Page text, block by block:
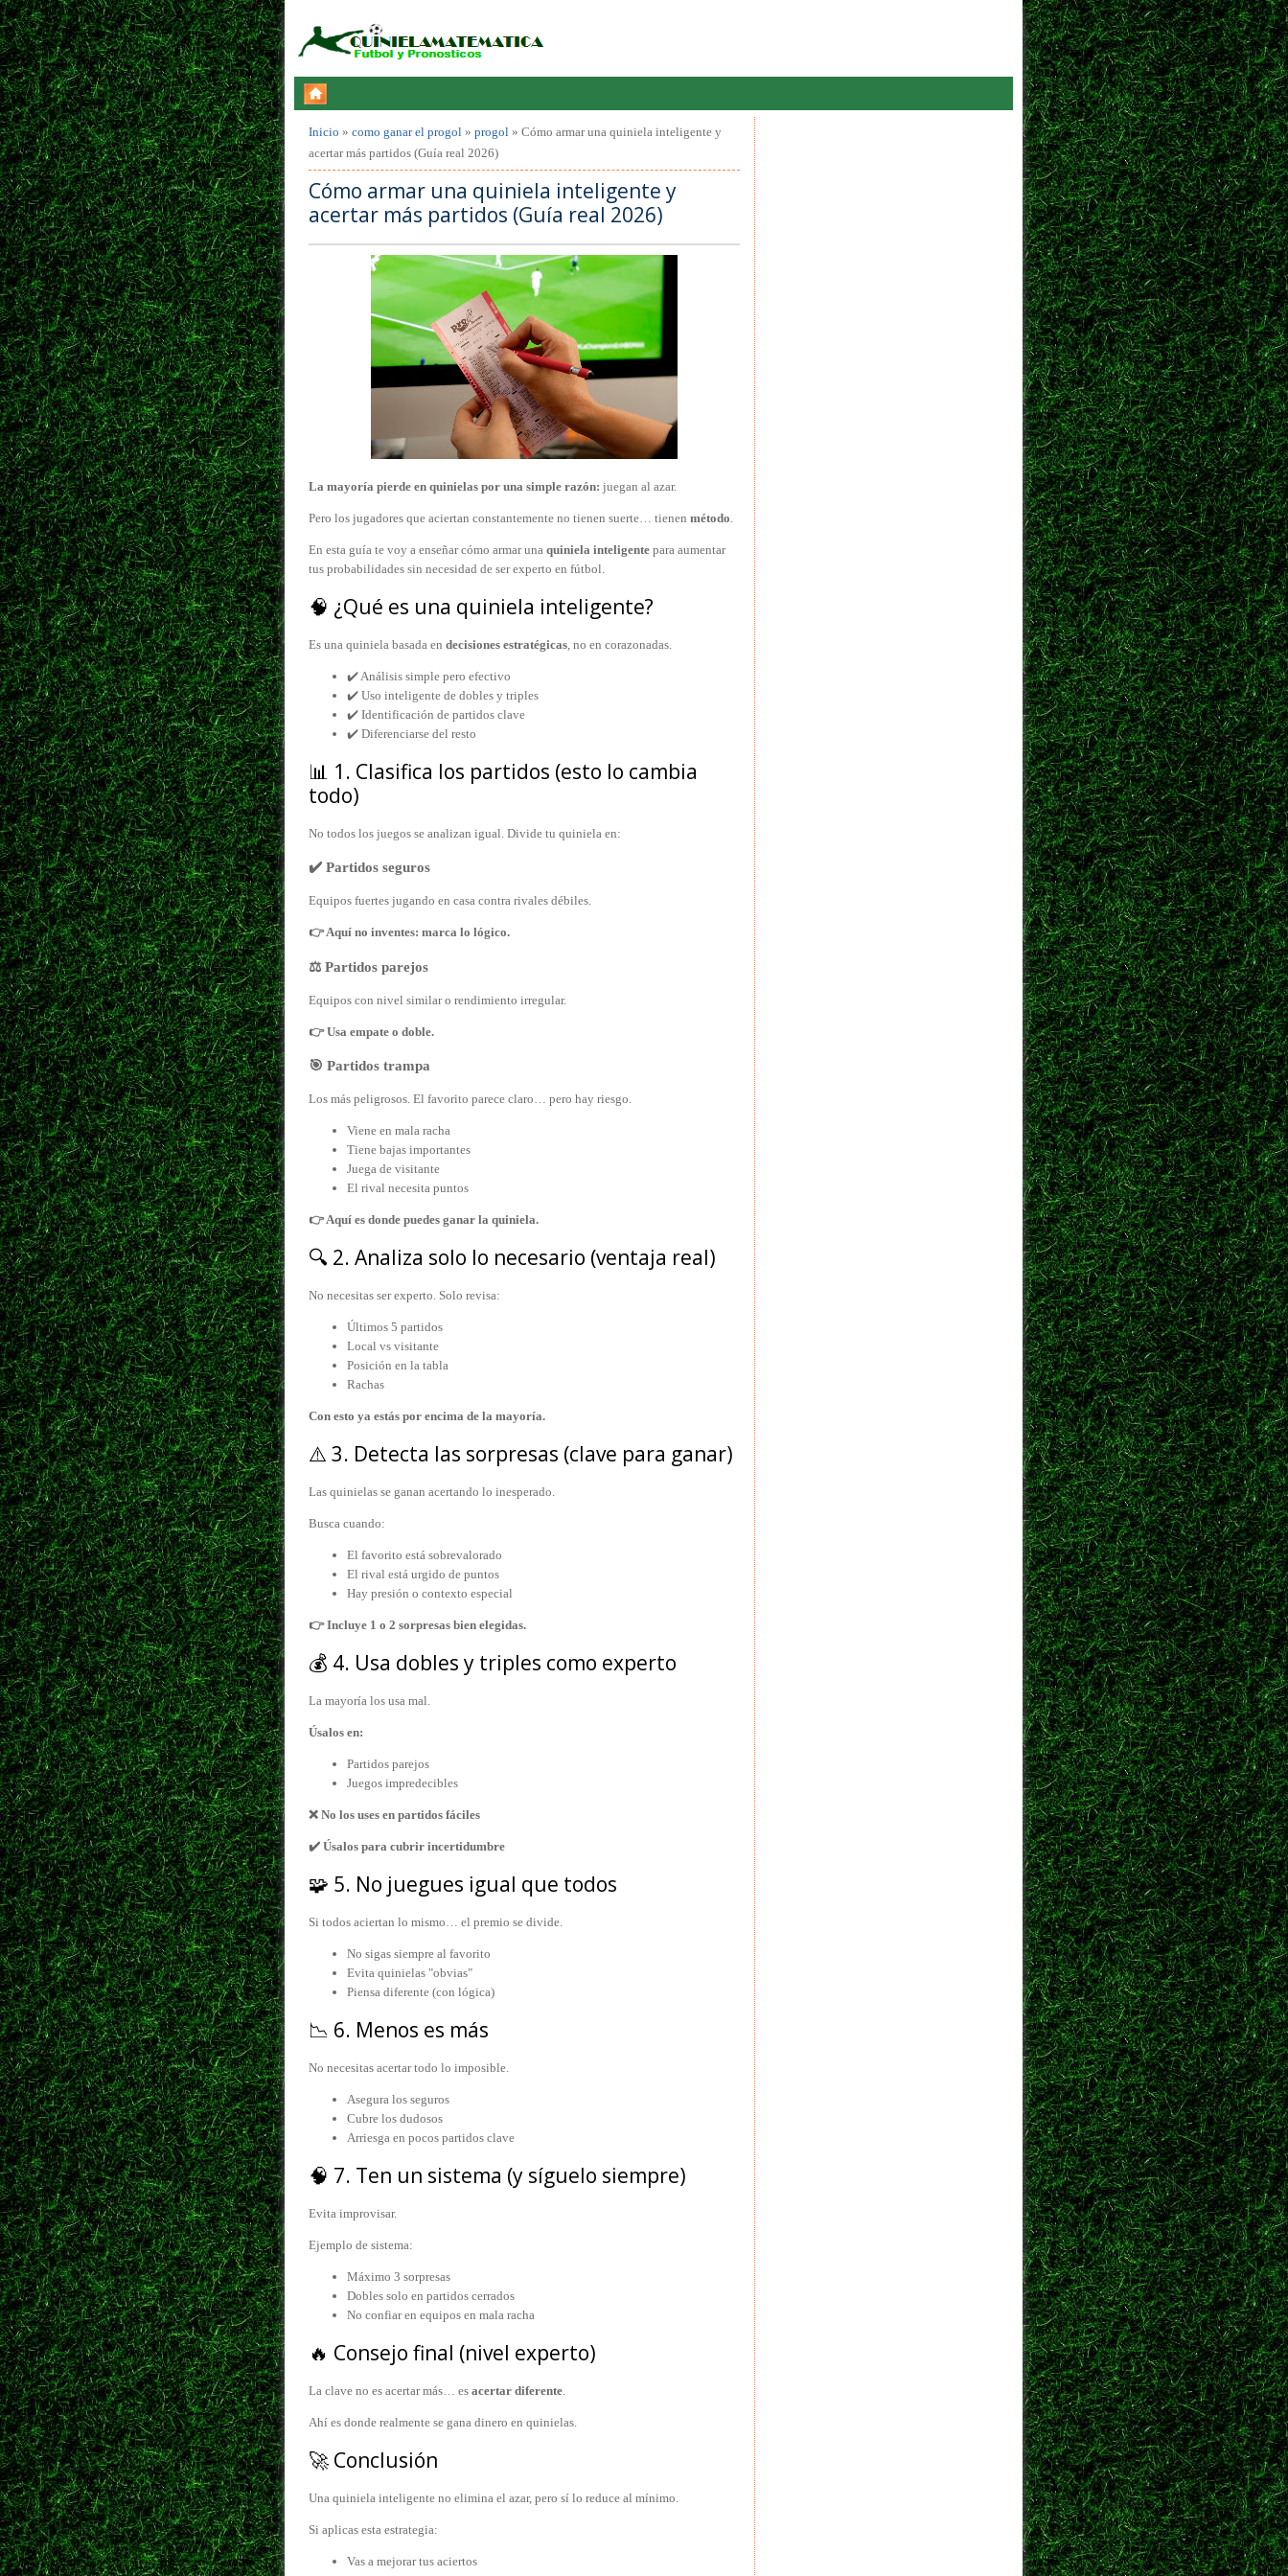
Inicio » como ganar el progol » progol » Cómo armar una quiniela inteligente y
acertar más partidos (Guía real 2026)
Cómo armar una quiniela inteligente y
acertar más partidos (Guía real 2026)
La mayoría pierde en quinielas por una simple razón: juegan al azar.
Pero los jugadores que aciertan constantemente no tienen suerte… tienen método.
En esta guía te voy a enseñar cómo armar una quiniela inteligente para aumentar
tus probabilidades sin necesidad de ser experto en fútbol.
🧠 ¿Qué es una quiniela inteligente?
Es una quiniela basada en decisiones estratégicas, no en corazonadas.
✔️ Análisis simple pero efectivo
✔️ Uso inteligente de dobles y triples
✔️ Identificación de partidos clave
✔️ Diferenciarse del resto
📊 1. Clasifica los partidos (esto lo cambia
todo)
No todos los juegos se analizan igual. Divide tu quiniela en:
✔️ Partidos seguros
Equipos fuertes jugando en casa contra rivales débiles.
👉 Aquí no inventes: marca lo lógico.
⚖️ Partidos parejos
Equipos con nivel similar o rendimiento irregular.
👉 Usa empate o doble.
🎯 Partidos trampa
Los más peligrosos. El favorito parece claro… pero hay riesgo.
Viene en mala racha
Tiene bajas importantes
Juega de visitante
El rival necesita puntos
👉 Aquí es donde puedes ganar la quiniela.
🔍 2. Analiza solo lo necesario (ventaja real)
No necesitas ser experto. Solo revisa:
Últimos 5 partidos
Local vs visitante
Posición en la tabla
Rachas
Con esto ya estás por encima de la mayoría.
⚠️ 3. Detecta las sorpresas (clave para ganar)
Las quinielas se ganan acertando lo inesperado.
Busca cuando:
El favorito está sobrevalorado
El rival está urgido de puntos
Hay presión o contexto especial
👉 Incluye 1 o 2 sorpresas bien elegidas.
💰 4. Usa dobles y triples como experto
La mayoría los usa mal.
Úsalos en:
Partidos parejos
Juegos impredecibles
❌ No los uses en partidos fáciles
✔️ Úsalos para cubrir incertidumbre
🧩 5. No juegues igual que todos
Si todos aciertan lo mismo… el premio se divide.
No sigas siempre al favorito
Evita quinielas "obvias"
Piensa diferente (con lógica)
📉 6. Menos es más
No necesitas acertar todo lo imposible.
Asegura los seguros
Cubre los dudosos
Arriesga en pocos partidos clave
🧠 7. Ten un sistema (y síguelo siempre)
Evita improvisar.
Ejemplo de sistema:
Máximo 3 sorpresas
Dobles solo en partidos cerrados
No confiar en equipos en mala racha
🔥 Consejo final (nivel experto)
La clave no es acertar más… es acertar diferente.
Ahí es donde realmente se gana dinero en quinielas.
🚀 Conclusión
Una quiniela inteligente no elimina el azar, pero sí lo reduce al mínimo.
Si aplicas esta estrategia:
Vas a mejorar tus aciertos